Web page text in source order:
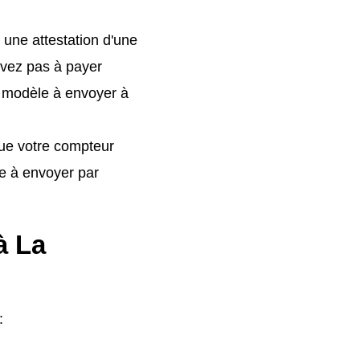
attestation d'une
pas à payer
à envoyer à
votre compteur
à envoyer par
La